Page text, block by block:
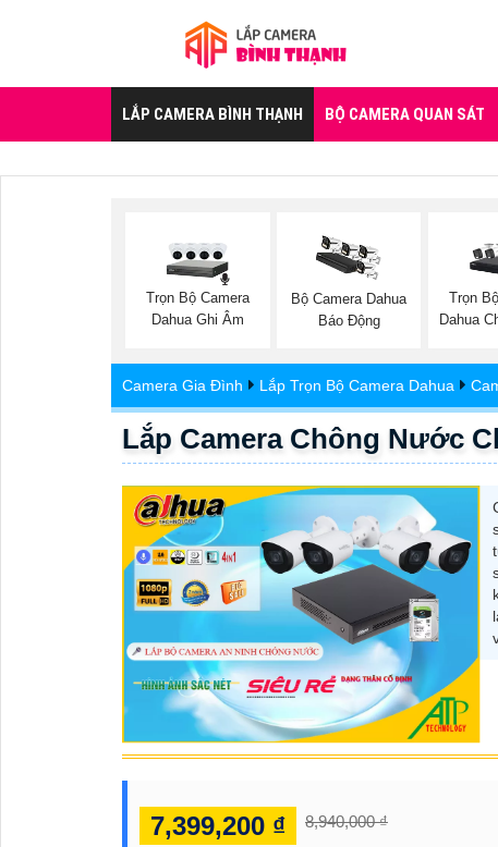
LẮP CAMERA BÌNH THẠNH BỘ CAMERA QUAN SÁT
Trọn Bộ Camera
Dahua Ghi Âm
Bộ Camera Dahua
Báo Động
Trọn
Dahua
Camera Gia Đình Lắp Trọn Bộ Camera Dahua
Lắp Camera Chông Nước
7,399,200 ₫ 8,940,000 ₫